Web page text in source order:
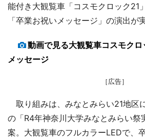
能付き大観覧車「コスモクロック21
「卒業お祝いメッセージ」の演出が
動画で見る大観覧車コスモクロ
メッセージ
［広告］
取り組みは、みなとみらい21地区
の「R4年神奈川大学みなとみらい祭
案。大観覧車のフルカラーLEDで、